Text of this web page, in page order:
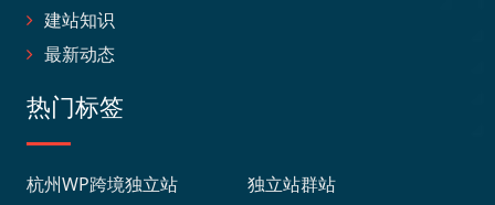
建站知识
最新动态
热门标签
杭州WP跨境独立站
独立站群站